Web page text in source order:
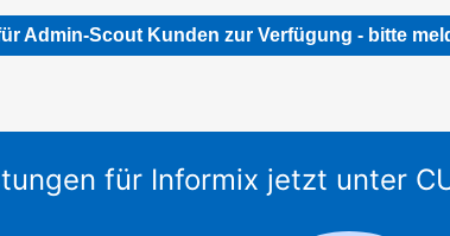
Admin-Scout Kunden zur Verfügung - bitte
für Informix jetzt unter